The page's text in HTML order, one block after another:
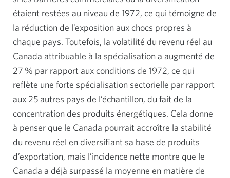
étaient restées au niveau de 1972, ce qui témoigne de
la réduction de l’exposition aux chocs propres à
chaque pays. Toutefois, la volatilité du revenu réel au
Canada attribuable à la spécialisation a augmenté de
27 % par rapport aux conditions de 1972, ce qui
reflète une forte spécialisation sectorielle par rapport
aux 25 autres pays de l’échantillon, du fait de la
concentration des produits énergétiques. Cela donne
à penser que le Canada pourrait accroître la stabilité
du revenu réel en diversifiant sa base de produits
d’exportation, mais l’incidence nette montre que le
Canada a déjà surpassé la moyenne en matière de